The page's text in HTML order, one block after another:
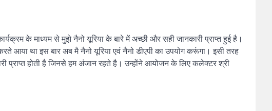
के माध्यम से मुझे नैनो यूरिया के बारे में अच्छी और सही जानकारी प्राप्त हुई है।
आया था इस बार अब मै नैनो यूरिया एवं नैनो डीएपी का उपयोग करूंगा। इसी तरह
प्राप्त होती है जिनसे हम अंजान रहते है। उन्होंने आयोजन के लिए कलेक्टर श्री